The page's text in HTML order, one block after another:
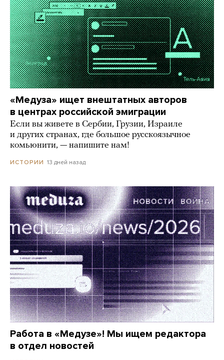
«Медуза» ищет внештатных авторов
в центрах российской эмиграции
Если вы живете в Сербии, Грузии, Израиле
и других странах, где большое русскоязычное
комьюнити, — напишите нам!
ИСТОРИИ 13 дней назад
Работа в «Медузе»! Мы ищем редактора
в отдел новостей